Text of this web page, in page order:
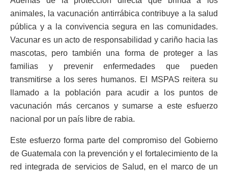
animales, la vacunación antirrábica contribuye a la salud
pública y a la convivencia segura en las comunidades.
Vacunar es un acto de responsabilidad y cariño hacia las
mascotas, pero también una forma de proteger a las
familias y prevenir enfermedades que pueden
transmitirse a los seres humanos. El MSPAS reitera su
llamado a la población para acudir a los puntos de
vacunación más cercanos y sumarse a este esfuerzo
nacional por un país libre de rabia.
Este esfuerzo forma parte del compromiso del Gobierno
de Guatemala con la prevención y el fortalecimiento de la
red integrada de servicios de Salud, en el marco de un